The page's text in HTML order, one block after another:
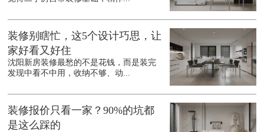
装修别瞎忙，这5个设计巧思，让
家好看又好住
沈阳新房装修最愁的不是花钱，而是装完
发现中看不中用，收纳不够、动...
装修报价只看一家？90%的坑都
是这么踩的